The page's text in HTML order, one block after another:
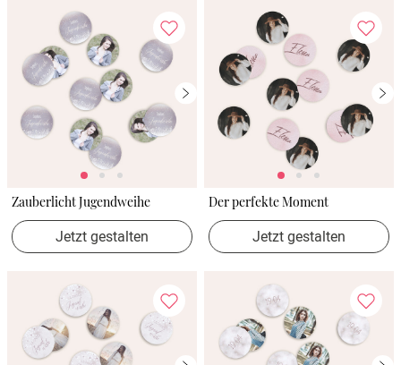
Zauberlicht Jugendweihe
Jetzt gestalten
Der perfekte Moment
Jetzt gestalten